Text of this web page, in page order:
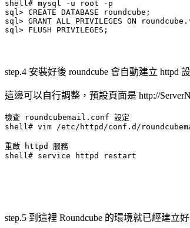
shell# mysql -u root -p
sql> CREATE DATABASE roundcube;
sql> GRANT ALL PRIVILEGES ON
sql> FLUSH PRIVILEGES;
step.4 安裝好後 roundcube 會自動建立 httpd
這邊可以自行調整，預設頁面是 http://
檢查 roundcubemail.conf 設定
shell# vim /etc/httpd/conf.d/
重啟 httpd 服務
shell# service httpd restart
step.5 到這裡 Roundcube 的環境就已經建立